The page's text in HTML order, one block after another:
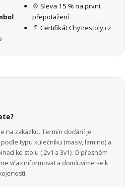
💠 Sleva 15 % na první
přepotažení
📄 Certifikát Chytrestoly.cz
na zakázku. Termín dodání je
typu kulečníku (masiv, lamino) a
ke stolu ( 2v1 a 3v1). O přesném
včas informovat a domluvíme se k